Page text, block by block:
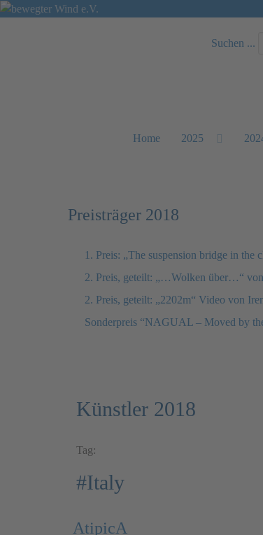
Suchen ...
Home 2025
Preisträger 2018
1. Preis: „The suspension bridge in
2. Preis, geteilt: „…Wolken über…“
2. Preis, geteilt: „2202m“ Video von
Sonderpreis “NAGUAL – Moved by
Künstler 2018
Tag:
#Italy
AtipicA